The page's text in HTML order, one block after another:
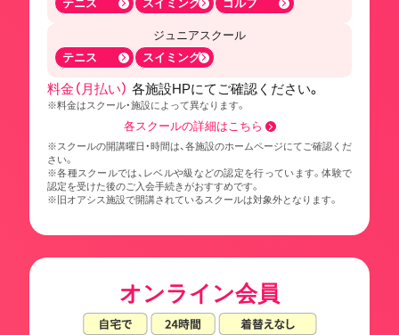
テニス スイミング ゴルフ
ジュニアスクール
テニス
スイミング
料金（月払い） 各施設HPにてご確認ください。
※料金はスクール・施設によって異なります。
各スクールの詳細はこちら
※スクールの開講曜日・時間は、各施設のホームページにてご確認くだ
さい。
※各種スクールでは、レベルや級などの認定を行っています。体験で
認定を受けた後のご入会手続きがおすすめです。
※旧オアシス施設で開講されているスクールは対象外となります。
オンライン会員